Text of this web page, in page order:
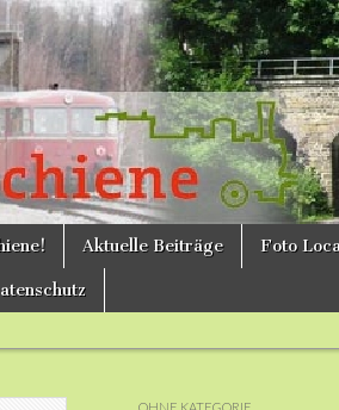
Aktuelle Beiträge Foto